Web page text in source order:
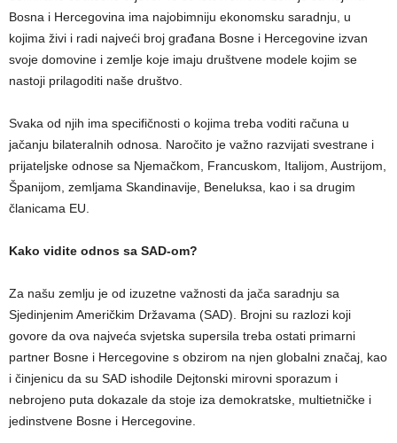
Bosna i Hercegovina ima najobimniju ekonomsku saradnju, u
kojima živi i radi najveći broj građana Bosne i Hercegovine izvan
svoje domovine i zemlje koje imaju društvene modele kojim se
nastoji prilagoditi naše društvo.
Svaka od njih ima specifičnosti o kojima treba voditi računa u
jačanju bilateralnih odnosa. Naročito je važno razvijati svestrane i
prijateljske odnose sa Njemačkom, Francuskom, Italijom, Austrijom,
Španijom, zemljama Skandinavije, Beneluksa, kao i sa drugim
članicama EU.
Kako vidite odnos sa SAD-om?
Za našu zemlju je od izuzetne važnosti da jača saradnju sa
Sjedinjenim Američkim Državama (SAD). Brojni su razlozi koji
govore da ova najveća svjetska supersila treba ostati primarni
partner Bosne i Hercegovine s obzirom na njen globalni značaj, kao
i činjenicu da su SAD ishodile Dejtonski mirovni sporazum i
nebrojeno puta dokazale da stoje iza demokratske, multietničke i
jedinstvene Bosne i Hercegovine.